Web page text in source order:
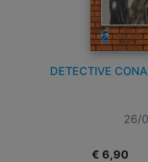
DETECTIVE
26/
€ 6,90